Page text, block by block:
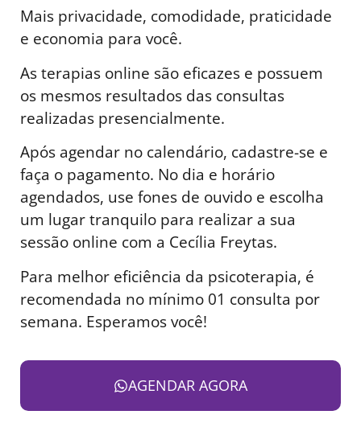
Mais privacidade, comodidade, praticidade
e economia para você.
As terapias online são eficazes e possuem
os mesmos resultados das consultas
realizadas presencialmente.
Após agendar no calendário, cadastre-se e
faça o pagamento. No dia e horário
agendados, use fones de ouvido e escolha
um lugar tranquilo para realizar a sua
sessão online com a Cecília Freytas.
Para melhor eficiência da psicoterapia, é
recomendada no mínimo 01 consulta por
semana. Esperamos você!
AGENDAR AGORA